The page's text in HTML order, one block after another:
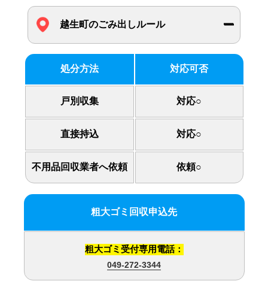
越生町のごみ出しルール
処分方法 対応可否
戸別収集 対応○
直接持込 対応○
不用品回収業者へ依頼 依頼○
粗大ゴミ回収申込先
粗大ゴミ受付専用電話：
049-272-3344